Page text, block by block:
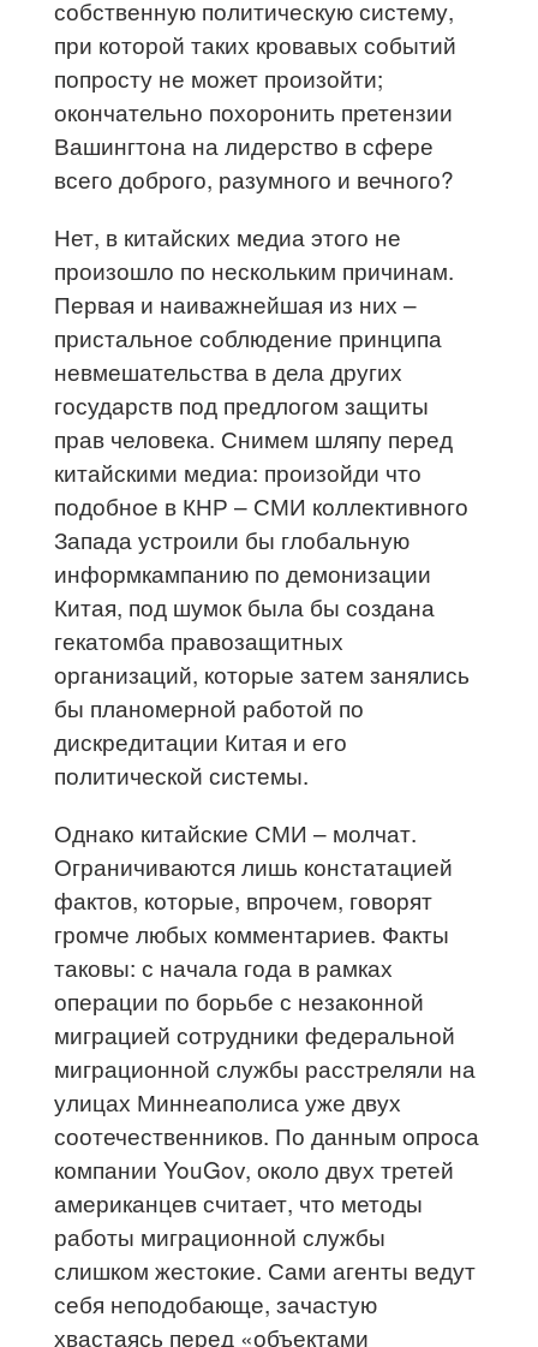
собственную политическую систему,
при которой таких кровавых событий
попросту не может произойти;
окончательно похоронить претензии
Вашингтона на лидерство в сфере
всего доброго, разумного и вечного?
Нет, в китайских медиа этого не
произошло по нескольким причинам.
Первая и наиважнейшая из них –
пристальное соблюдение принципа
невмешательства в дела других
государств под предлогом защиты
прав человека. Снимем шляпу перед
китайскими медиа: произойди что
подобное в КНР – СМИ коллективного
Запада устроили бы глобальную
информкампанию по демонизации
Китая, под шумок была бы создана
гекатомба правозащитных
организаций, которые затем занялись
бы планомерной работой по
дискредитации Китая и его
политической системы.
Однако китайские СМИ – молчат.
Ограничиваются лишь констатацией
фактов, которые, впрочем, говорят
громче любых комментариев. Факты
таковы: с начала года в рамках
операции по борьбе с незаконной
миграцией сотрудники федеральной
миграционной службы расстреляли на
улицах Миннеаполиса уже двух
соотечественников. По данным опроса
компании YouGov, около двух третей
американцев считает, что методы
работы миграционной службы
слишком жестокие. Сами агенты ведут
себя неподобающе, зачастую
хвастаясь перед «объектами